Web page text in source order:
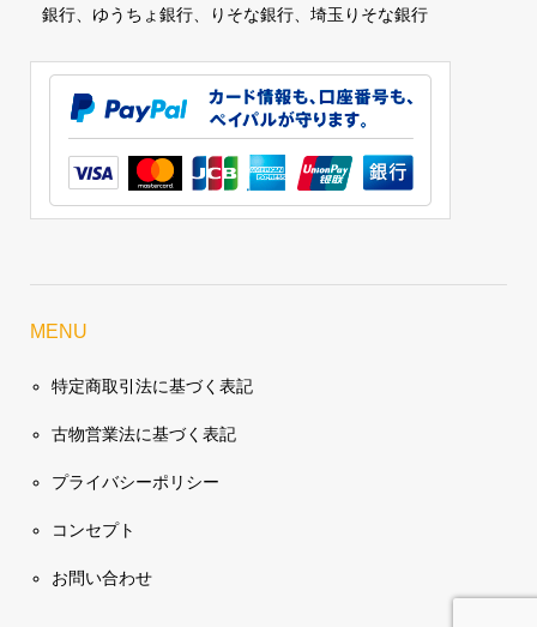
銀行、ゆうちょ銀行、りそな銀行、埼玉りそな銀行
MENU
特定商取引法に基づく表記
古物営業法に基づく表記
プライバシーポリシー
コンセプト
お問い合わせ